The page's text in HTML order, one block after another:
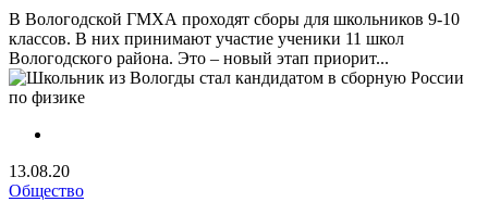
В Вологодской ГМХА проходят сборы для школьников 9-10
классов. В них принимают участие ученики 11 школ
Вологодского района. Это – новый этап приорит...
13.08.20
Общество